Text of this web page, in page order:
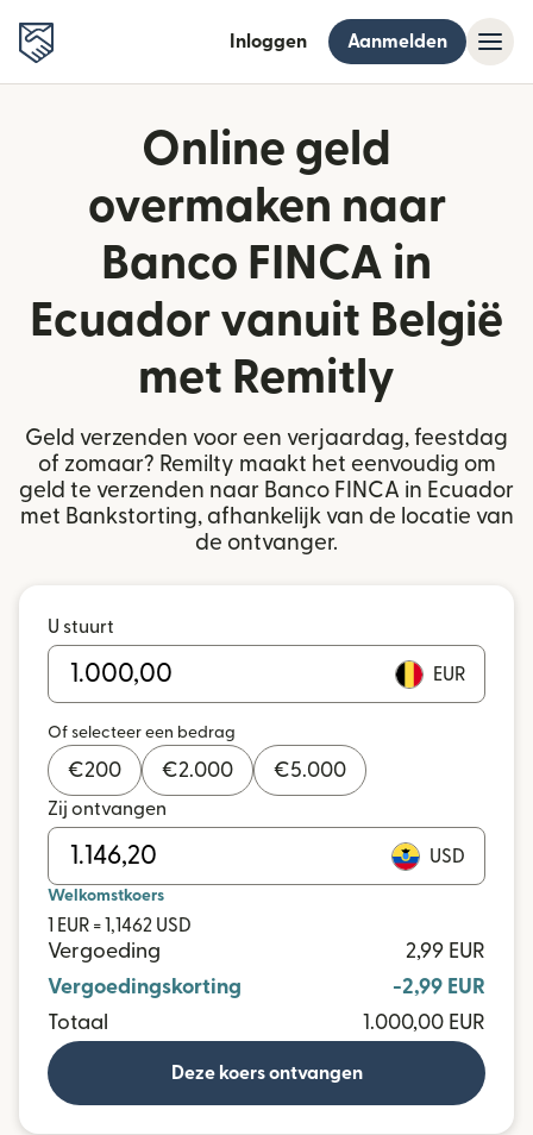
Inloggen Aanmelden
Online geld
overmaken naar
Banco FINCA in
Ecuador vanuit België
met Remitly
Geld verzenden voor een verjaardag, feestdag
of zomaar? Remilty maakt het eenvoudig om
geld te verzenden naar Banco FINCA in Ecuador
met Bankstorting, afhankelijk van de locatie van
de ontvanger.
U stuurt
EUR
Of selecteer een bedrag
€200 €2.000 €5.000
Zij ontvangen
USD
Welkomstkoers
1 EUR = 1,1462 USD
Vergoeding
2,99 EUR
Vergoedingskorting
-2,99 EUR
Totaal
1.000,00 EUR
Deze koers ontvangen